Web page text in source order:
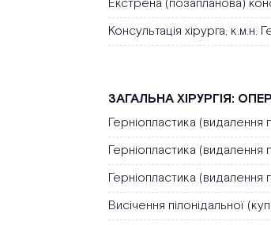
Екстрена (позапланова)
Консультація хірурга, к.м.н.
ЗАГАЛЬНА ХІРУРГІЯ:
Герніопластика (видалення
Герніопластика (видалення
Герніопластика (видалення
Висічення пілонідальної